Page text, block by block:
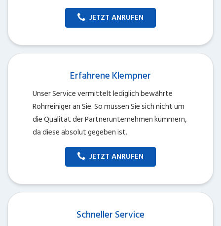
JETZT ANRUFEN
Erfahrene Klempner
Unser Service vermittelt lediglich bewährte
Rohrreiniger an Sie. So müssen Sie sich nicht um
die Qualität der Partnerunternehmen kümmern,
da diese absolut gegeben ist.
JETZT ANRUFEN
Schneller Service